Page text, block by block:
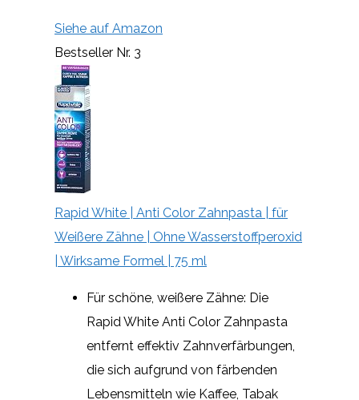
Siehe auf Amazon
Bestseller Nr. 3
Rapid White | Anti Color Zahnpasta | für
Weißere Zähne | Ohne Wasserstoffperoxid
| Wirksame Formel | 75 ml
Für schöne, weißere Zähne: Die
Rapid White Anti Color Zahnpasta
entfernt effektiv Zahnverfärbungen,
die sich aufgrund von färbenden
Lebensmitteln wie Kaffee, Tabak